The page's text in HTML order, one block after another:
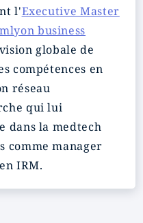
l'Executive Master
business
globale de
compétences en
réseau
qui lui
dans la medtech
comme manager
IRM.